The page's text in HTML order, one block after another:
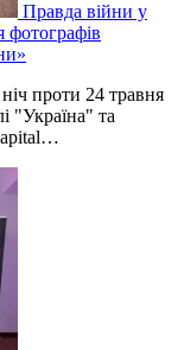
Правда війни у
проти 24 травня
"Україна" та